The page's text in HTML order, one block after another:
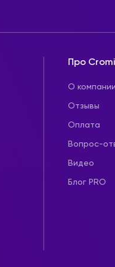
Про Cromi
О компании
Отзывы
Оплата
Вопрос-
Видео
Блог PRO